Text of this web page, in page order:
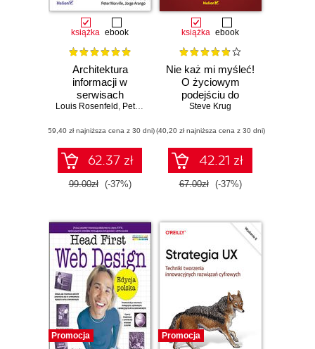
książka ebook
Architektura
informacji w
serwisach
internetowych i nie
Louis Rosenfeld , Peter Morville Jorge Arango
(59,40 zł najniższa cena z 30 dni)
62.37 zł
99.00zł (-37%)
książka ebook
Nie każ mi myśleć!
O życiowym
podejściu do
funkcjonalności
internetowych.
Wydanie III
Steve Krug
(40,20 zł najniższa cena z 30 dni)
42.21 zł
67.00zł (-37%)
Promocja Promocja